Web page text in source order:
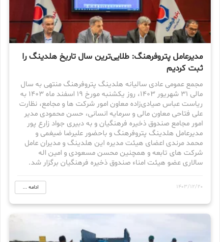
مدیرعامل پتروفرهنگ: طلایی‌ترین سال تاریخ هلدینگ را
ثبت کردیم
مجمع عمومی عادی سالیانه هلدینگ پتروفرهنگ منتهی به سال
مالی 31 شهریور 1403، روز یکشنبه مورخ 19 اسفند ماه 1403 به
ریاست عباس صیادی‌زاده معاون امور شرکت ها و مجامع، نظارت
علی فتاحی معاون مالی و سرمایه انسانی، حسن محمودی مدیر
امور مجامع صندوق ذخیره فرهنگیان و به دبیری جواد زارع پور
مدیرعامل هلدینگ پتروفرهنگ و باحضور علیرضا ضیغمی و
محمد مرندی اعضای هیئت مدیره این هلدینگ و مدیران عامل
شرکت های تابعه و همچنین محسن مسعودی و امین اله
سالاری عضو هیئت امناء صندوق ذخیره فرهنگیان برگزار شد.
1403/12/20 ادامه ...